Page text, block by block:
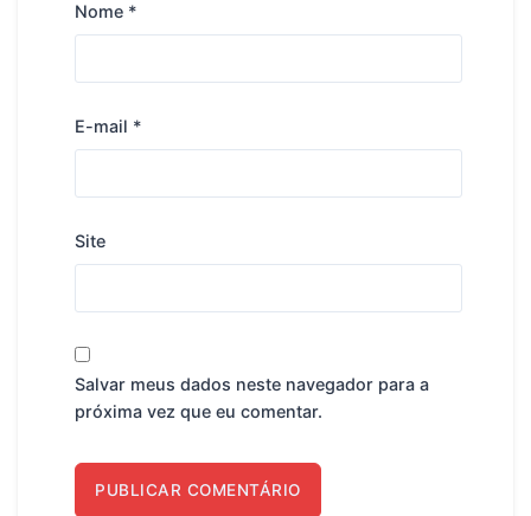
Nome *
E-mail *
Site
Salvar meus dados neste navegador para a
próxima vez que eu comentar.